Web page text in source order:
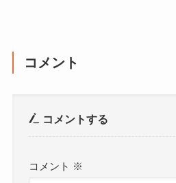
コメント
コメントする
コメント ※